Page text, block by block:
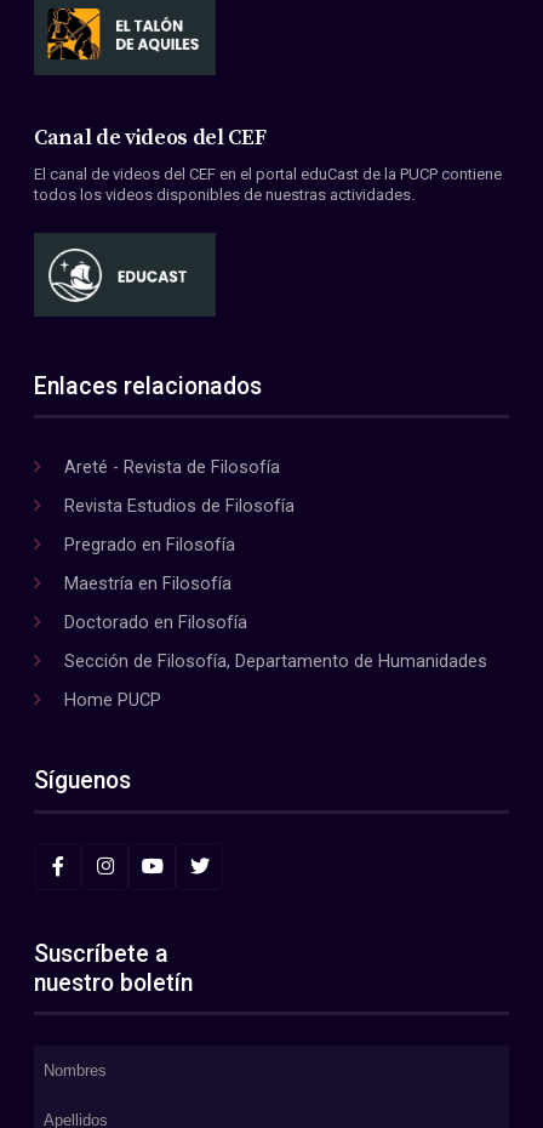
Canal de videos del CEF
El canal de videos del CEF en el portal eduCast de la PUCP contiene
todos los videos disponibles de nuestras actividades.
Enlaces relacionados
Areté - Revista de Filosofía
Revista Estudios de Filosofía
Pregrado en Filosofía
Maestría en Filosofía
Doctorado en Filosofía
Sección de Filosofía, Departamento de Humanidades
Home PUCP
Síguenos
Suscríbete a
nuestro boletín